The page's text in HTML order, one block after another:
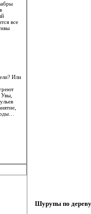
все
Или
Шурупы по дереву